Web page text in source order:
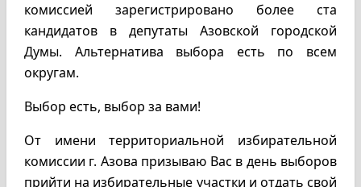
комиссией зарегистрировано более ста
кандидатов в депутаты Азовской городской
Думы. Альтернатива выбора есть по всем
округам.
Выбор есть, выбор за вами!
От имени территориальной избирательной
комиссии г. Азова призываю Вас в день выборов
прийти на избирательные участки и отдать свой